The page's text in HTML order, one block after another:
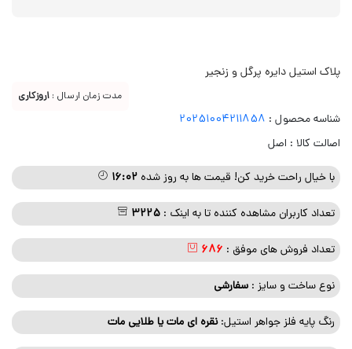
پلاک استیل دایره پرگل و زنجیر
مدت زمان ارسال : 1روزکاری
شناسه محصول : 20251004211858
اصالت کالا : اصل
با خیال راحت خرید کن! قیمت ها به روز شده ۱۶:۰۲
تعداد کاربران مشاهده کننده تا به اینک : 3225
تعداد فروش های موفق : 686
نوع ساخت و سایز : سفارشی
رنگ پایه فلز جواهر استیل:نقره ای مات یا طلایی مات